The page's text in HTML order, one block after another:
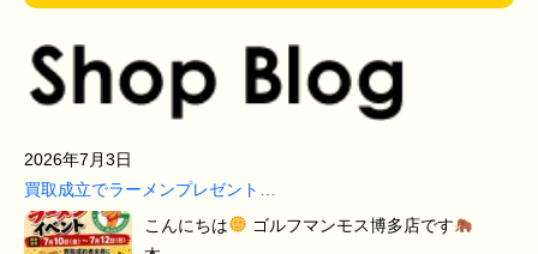
2026年7月3日
買取成立でラーメンプレゼント…
こんにちは
ゴルフマンモス博多店です